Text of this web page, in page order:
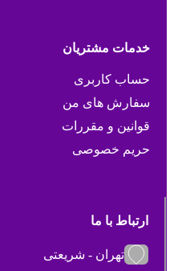
خدمات مشتریان
حساب کاربری
سفارش های من
قوانین و مقررات
حریم خصوصی
ارتباط با ما
تهران - شریعتی